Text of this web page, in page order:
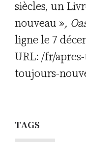
siècles, un
nouveau »,
ligne le 7
URL: /fr/
toujours-
TAGS